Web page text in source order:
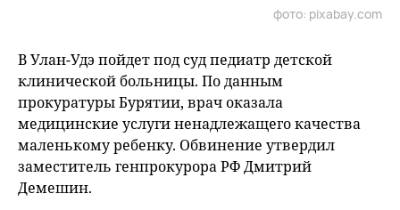
фото: pixabay.com
В Улан-Удэ пойдет под суд педиатр детской
клинической больницы. По данным
прокуратуры Бурятии, врач оказала
медицинские услуги ненадлежащего качества
маленькому ребенку. Обвинение утвердил
заместитель генпрокурора РФ Дмитрий
Демешин.